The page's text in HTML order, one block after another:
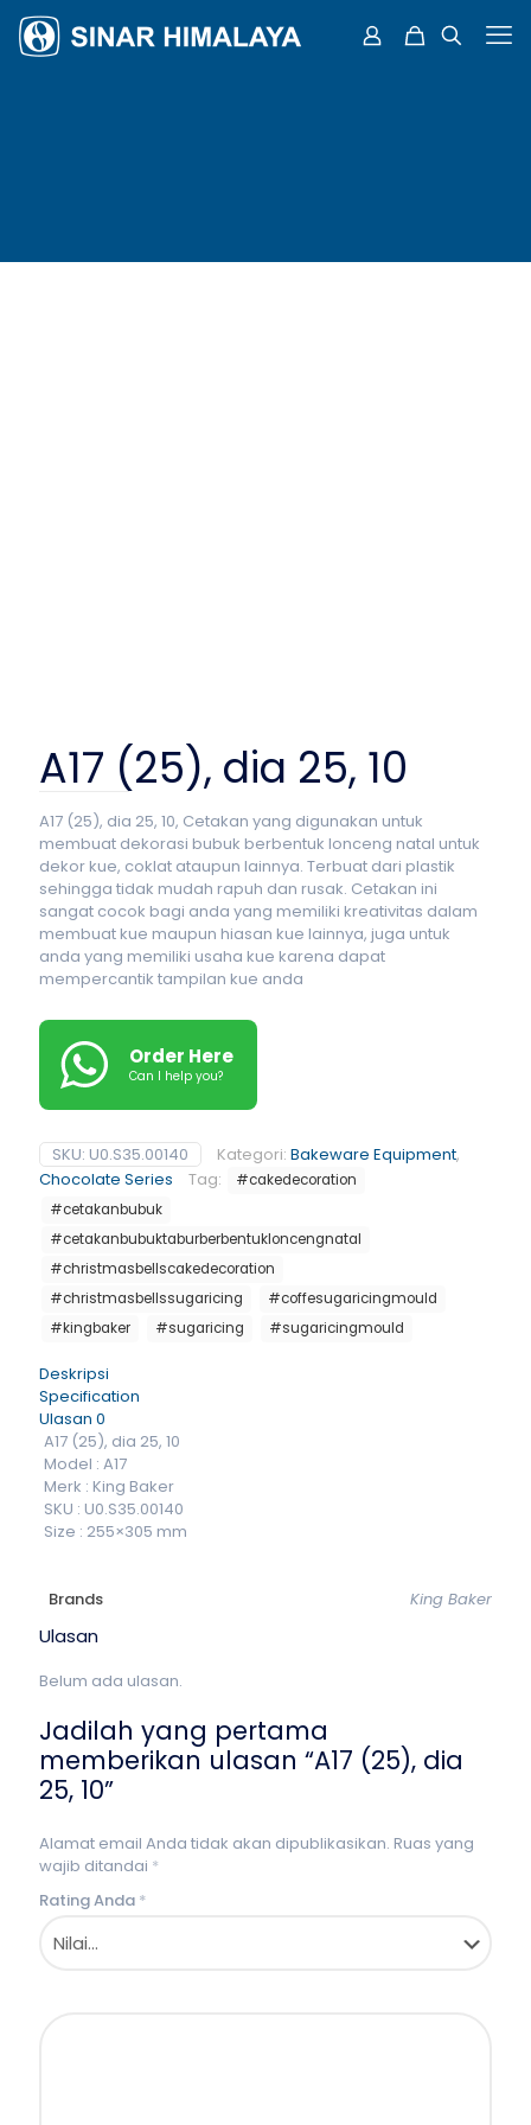
A17 (25), dia 25, 10
A17 (25), dia 25, 10, Cetakan yang digunakan untuk
membuat dekorasi bubuk berbentuk lonceng natal untuk
dekor kue, coklat ataupun lainnya. Terbuat dari plastik
sehingga tidak mudah rapuh dan rusak. Cetakan ini
sangat cocok bagi anda yang memiliki kreativitas dalam
membuat kue maupun hiasan kue lainnya, juga untuk
anda yang memiliki usaha kue karena dapat
mempercantik tampilan kue anda
Order Here
Can I help you?
SKU: U0.S35.00140 Kategori: Bakeware Equipment,
Chocolate Series
Tag:
#cakedecoration
#cetakanbubuk
#cetakanbubuktaburberbentukloncengnatal
#christmasbellscakedecoration
#christmasbellssugaricing
#coffesugaricingmould
#kingbaker
#sugaricing #sugaricingmould
Deskripsi
Specification
Ulasan 0
A17 (25), dia 25, 10
Model : A17
Merk : King Baker
SKU : U0.S35.00140
Size : 255×305 mm
Brands King Baker
Ulasan
Belum ada ulasan.
Jadilah yang pertama
memberikan ulasan “A17 (25), dia
25, 10”
Alamat email Anda tidak akan dipublikasikan. Ruas yang
wajib ditandai *
Rating Anda *